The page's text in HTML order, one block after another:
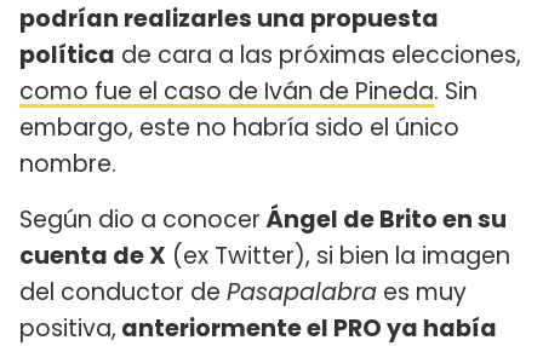
podrían realizarles una propuesta
política de cara a las próximas elecciones,
como fue el caso de Iván de Pineda. Sin
embargo, este no habría sido el único
nombre.
Según dio a conocerÁngel de Brito en su
cuenta de X (ex Twitter), si bien la imagen
del conductor de Pasapalabra es muy
positiva, anteriormente el PRO ya había